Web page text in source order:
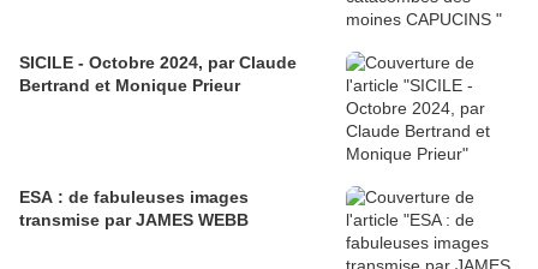
SICILE - Octobre 2024, par Claude
Bertrand et Monique Prieur
ESA : de fabuleuses images
transmise par JAMES WEBB